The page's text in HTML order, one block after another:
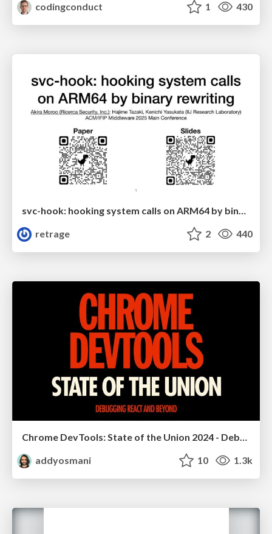
codingconduct
1 430
retrage
2 440
Chrome DevTools: State of the Union 2024 - Debugging React & Beyond
addyosmani
10 1.3k